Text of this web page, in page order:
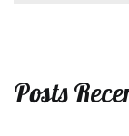
Posts